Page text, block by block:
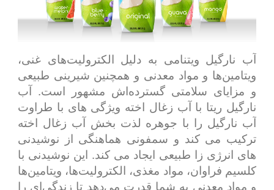
آب نارگیل ویتنامی به دلیل الکترولیت‌های غنی،
ویتامین‌ها و مواد معدنی و همچنین شیرینی طبیعی
و مزایای سلامتی گسترده‌اش مشهور است. آب
نارگیل ریتا با آب زغال اخته ویژگی های با طراوت
آب نارگیل را با جوهره لذت بخش آب زغال اخته
ترکیب می کند و سمفونی هماهنگی از نوشیدنی
های انرژی زا طبیعی ایجاد می کند. این نوشیدنی با
کلسیم فراوان، مواد مغذی، الکترولیت‌ها، ویتامین‌ها
و مواد معدنی به شما قدرت می‌دهد تا زندگی‌ای را